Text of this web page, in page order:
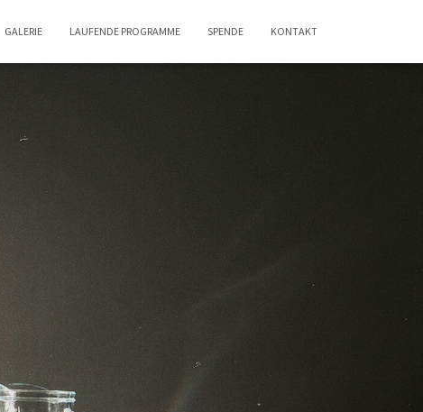
GALERIE LAUFENDE PROGRAMME SPENDE KONTAKT